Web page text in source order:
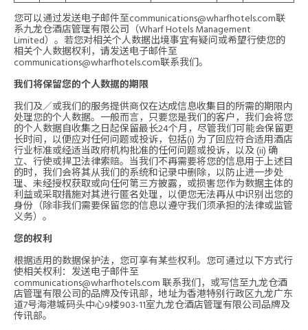
您可以通过发送电子邮件至communications@wharfhotels.com联
系九龙仓酒店管理有限公司（Wharf Hotels Management
Limited）。若您对相关个人数据出境事宜有疑问或希望行使您的
相关个人数据权利，请发送电子邮件至
communications@wharfhotels.com联系我们。
我们将保留您的个人数据的期限
我们及／或我们的服务提供商仅在达成信息收集目的所需的期限内
处理您的个人数据。一般而言，只要您是我们的客户，我们会将您
的个人数据自收集之日起保留最长24个月，尽管我们可能会保留更
长时间，以便应对任何问题或投诉，包括(i) 为了回应符合适用酒店
行业标准或经适当政府机构批准的任何问题或投诉，以及 (ii) 确
立、行使或捍卫法律索赔。当我们不再需要将您的信息用于上述目
的时，我们会将其从我们的系统和记录中删除，以防止进一步处
理、未经授权获取或向任何第三方披露，或损害您作为数据主体的
利益或采取措施对其进行匿名处理，以便您无法再从中识别出您的
身份（除非我们需要保留您的信息以遵守我们须承担的法律或监管
义务）。
您的权利
根据适用的数据保护法，您可享有某些权利。您可通过以下方式行
使相关权利：发送电子邮件至
communications@wharfhotels.com联系我们，或写信至九龙仓酒
店管理有限公司的品牌及传讯部，地址为香港特别行政区九龙广东
道7号海港城码头中心9楼903-11室九龙仓酒店管理有限公司品牌及
传讯部。